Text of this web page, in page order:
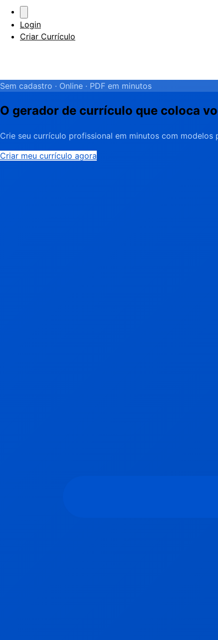
Login
Criar Currículo
Sem cadastro · Online · PDF em minutos
O gerador de currículo que coloca
Crie seu currículo profissional em minutos com modelos
Criar meu currículo agora